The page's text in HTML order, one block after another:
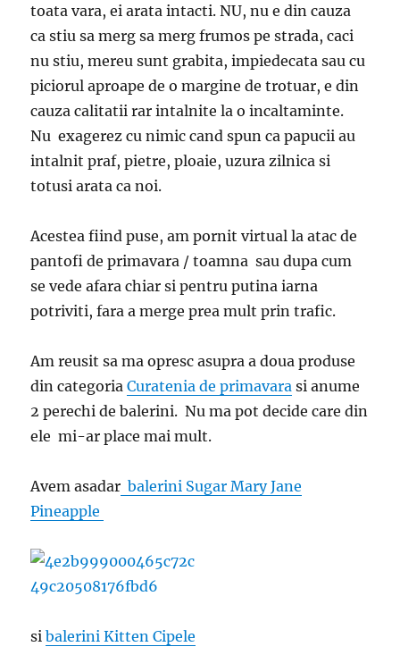
toata vara, ei arata intacti. NU, nu e din cauza
ca stiu sa merg sa merg frumos pe strada, caci
nu stiu, mereu sunt grabita, impiedecata sau cu
piciorul aproape de o margine de trotuar, e din
cauza calitatii rar intalnite la o incaltaminte.
Nu exagerez cu nimic cand spun ca papucii au
intalnit praf, pietre, ploaie, uzura zilnica si
totusi arata ca noi.
Acestea fiind puse, am pornit virtual la atac de
pantofi de primavara / toamna sau dupa cum
se vede afara chiar si pentru putina iarna
potriviti, fara a merge prea mult prin trafic.
Am reusit sa ma opresc asupra a doua produse
din categoriaCuratenia de primavara si anume
2 perechi de balerini. Nu ma pot decide care din
ele mi-ar place mai mult.
Avem asadar balerini Sugar Mary Jane
Pineapple
sibalerini Kitten Cipele